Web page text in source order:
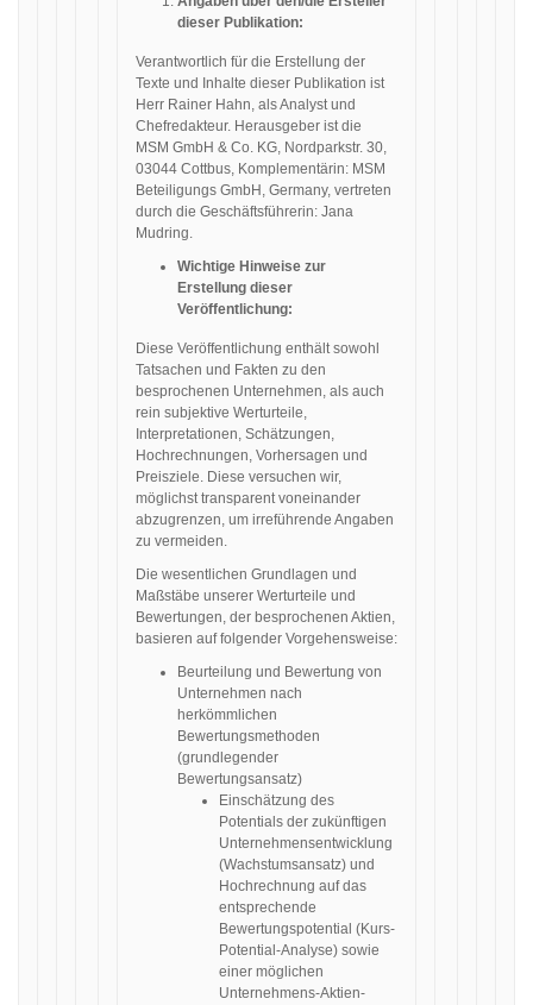
dieser Publikation:
Verantwortlich für die Erstellung der
Texte und Inhalte dieser Publikation ist
Herr Rainer Hahn, als Analyst und
Chefredakteur. Herausgeber ist die
MSM GmbH & Co. KG, Nordparkstr. 30,
03044 Cottbus, Komplementärin: MSM
Beteiligungs GmbH, Germany, vertreten
durch die Geschäftsführerin: Jana
Mudring.
Wichtige Hinweise zur
Erstellung dieser
Veröffentlichung:
Diese Veröffentlichung enthält sowohl
Tatsachen und Fakten zu den
besprochenen Unternehmen, als auch
rein subjektive Werturteile,
Interpretationen, Schätzungen,
Hochrechnungen, Vorhersagen und
Preisziele. Diese versuchen wir,
möglichst transparent voneinander
abzugrenzen, um irreführende Angaben
zu vermeiden.
Die wesentlichen Grundlagen und
Maßstäbe unserer Werturteile und
Bewertungen, der besprochenen Aktien,
basieren auf folgender Vorgehensweise:
Beurteilung und Bewertung von
Unternehmen nach
herkömmlichen
Bewertungsmethoden
(grundlegender
Bewertungsansatz)
Einschätzung des
Potentials der zukünftigen
Unternehmensentwicklung
(Wachstumsansatz) und
Hochrechnung auf das
entsprechende
Bewertungspotential (Kurs-
Potential-Analyse) sowie
einer möglichen
Unternehmens-Aktien-